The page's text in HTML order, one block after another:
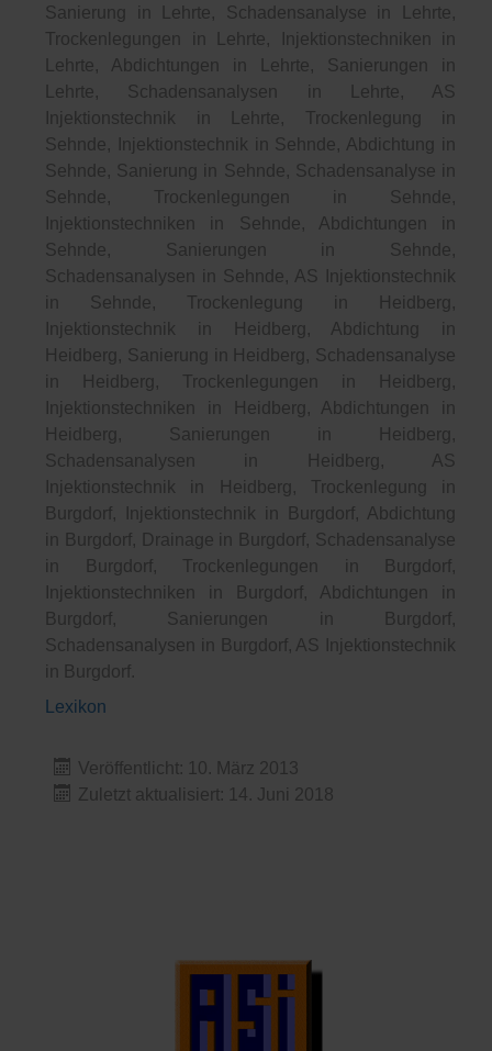
Sanierung in Lehrte, Schadensanalyse in Lehrte,
Trockenlegungen in Lehrte, Injektionstechniken in
Lehrte, Abdichtungen in Lehrte, Sanierungen in
Lehrte, Schadensanalysen in Lehrte, AS
Injektionstechnik in Lehrte, Trockenlegung in
Sehnde, Injektionstechnik in Sehnde, Abdichtung in
Sehnde, Sanierung in Sehnde, Schadensanalyse in
Sehnde, Trockenlegungen in Sehnde,
Injektionstechniken in Sehnde, Abdichtungen in
Sehnde, Sanierungen in Sehnde,
Schadensanalysen in Sehnde, AS Injektionstechnik
in Sehnde, Trockenlegung in Heidberg,
Injektionstechnik in Heidberg, Abdichtung in
Heidberg, Sanierung in Heidberg, Schadensanalyse
in Heidberg, Trockenlegungen in Heidberg,
Injektionstechniken in Heidberg, Abdichtungen in
Heidberg, Sanierungen in Heidberg,
Schadensanalysen in Heidberg, AS
Injektionstechnik in Heidberg, Trockenlegung in
Burgdorf, Injektionstechnik in Burgdorf, Abdichtung
in Burgdorf, Drainage in Burgdorf, Schadensanalyse
in Burgdorf, Trockenlegungen in Burgdorf,
Injektionstechniken in Burgdorf, Abdichtungen in
Burgdorf, Sanierungen in Burgdorf,
Schadensanalysen in Burgdorf, AS Injektionstechnik
in Burgdorf.
Lexikon
Veröffentlicht: 10. März 2013
Zuletzt aktualisiert: 14. Juni 2018